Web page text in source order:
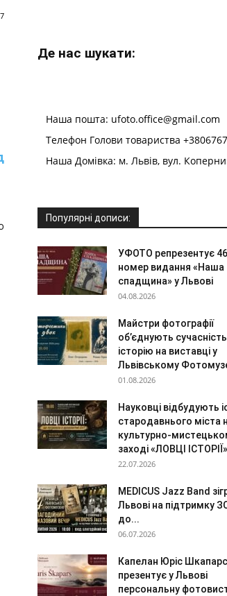
Де нас шукати:
Наша пошта: ufoto.office@gmail.com
Телефон Голови товариства
Наша Домівка: м. Львів, вул.
Популярні дописи:
УФОТО репрезентує
номер видання «Наша
спадщина» у Львові
04.08.2026
Майстри фотографії
об’єднують
історію на виставці у
Львівському
01.08.2026
Науковці відбудують
стародавнього міста
культурно-
заході «ЛОВЦІ ІСТОРІЇ»
22.07.2026
MEDICUS Jazz Band
Львові на підтримку
до...
06.07.2026
Капелан Юріс Шкапарс
презентує у Львові
персональну